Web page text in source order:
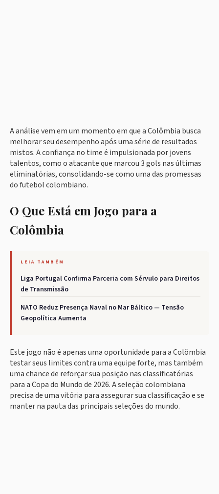
A análise vem em um momento em que a Colômbia busca
melhorar seu desempenho após uma série de resultados
mistos. A confiança no time é impulsionada por jovens
talentos, como o atacante que marcou 3 gols nas últimas
eliminatórias, consolidando-se como uma das promessas
do futebol colombiano.
O Que Está em Jogo para a
Colômbia
LEIA TAMBÉM
Liga Portugal Confirma Parceria com Sérvulo para Direitos
de Transmissão
NATO Reduz Presença Naval no Mar Báltico — Tensão
Geopolítica Aumenta
Este jogo não é apenas uma oportunidade para a Colômbia
testar seus limites contra uma equipe forte, mas também
uma chance de reforçar sua posição nas classificatórias
para a Copa do Mundo de 2026. A seleção colombiana
precisa de uma vitória para assegurar sua classificação e se
manter na pauta das principais seleções do mundo.